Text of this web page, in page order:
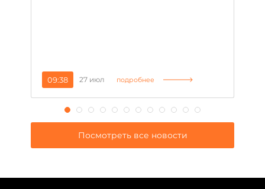
09:38 27 июл подробнее
Посмотреть все новости